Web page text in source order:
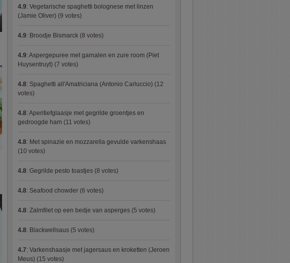
4.9: Vegetarische spaghetti bolognese met linzen
(Jamie Oliver) (9 votes)
4.9: Broodje Bismarck (8 votes)
4.9: Aspergepuree met garnalen en zure room (Piet
Huysentruyt) (7 votes)
4.8: Spaghetti all'Amatriciana (Antonio Carluccio) (12
votes)
4.8: Aperitiefglaasje met gegrilde groentjes en
gedroogde ham (11 votes)
4.8: Met spinazie en mozzarella gevulde varkenshaas
(10 votes)
4.8: Gegrilde pesto toastjes (8 votes)
4.8: Seafood chowder (6 votes)
4.8: Zalmfilet op een bedje van asperges (5 votes)
4.8: Blackwellsaus (5 votes)
4.7: Varkenshaasje met jagersaus en kroketten (Jeroen
Meus) (15 votes)